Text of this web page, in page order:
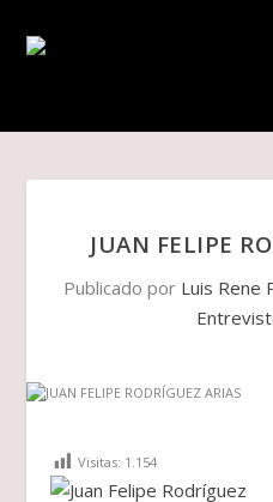
JUAN FELIPE
Publicado por Luis Rene
Visitas: 1.154